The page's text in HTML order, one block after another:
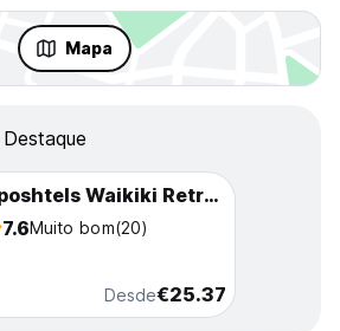
Mapa
Bposhtels Waikiki Retreat
7.6Muito bom(20)
Desde€25.37